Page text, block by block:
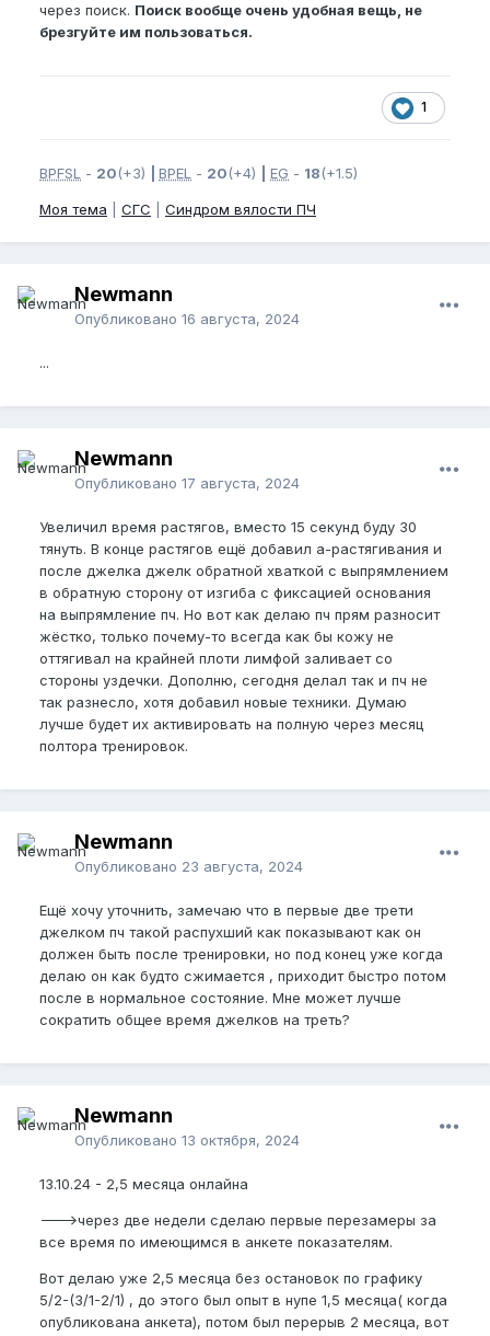
через поиск. Поиск вообще очень удобная вещь, не
брезгуйте им пользоваться.
1
BPFSL - 20(+3) BPEL - 20(+4) EG - 18(+1.5)
Моя тема СГС Синдром вялости ПЧ
Newmann
Опубликовано 16 августа, 2024
...
Newmann
Опубликовано 17 августа, 2024
Увеличил время растягов, вместо 15 секунд буду 30
тянуть. В конце растягов ещё добавил а-растягивания и
после джелка джелк обратной хваткой с выпрямлением
в обратную сторону от изгиба с фиксацией основания
на выпрямление пч. Но вот как делаю пч прям разносит
жёстко, только почему-то всегда как бы кожу не
оттягивал на крайней плоти лимфой заливает со
стороны уздечки. Дополню, сегодня делал так и пч не
так разнесло, хотя добавил новые техники. Думаю
лучше будет их активировать на полную через месяц
полтора тренировок.
Newmann
Опубликовано 23 августа, 2024
Ещё хочу уточнить, замечаю что в первые две трети
джелком пч такой распухший как показывают как он
должен быть после тренировки, но под конец уже когда
делаю он как будто сжимается , приходит быстро потом
после в нормальное состояние. Мне может лучше
сократить общее время джелков на треть?
Newmann
Опубликовано 13 октября, 2024
13.10.24 - 2,5 месяца онлайна
--->через две недели сделаю первые перезамеры за
все время по имеющимся в анкете показателям.
Вот делаю уже 2,5 месяца без остановок по графику
5/2-(3/1-2/1) , до этого был опыт в нупе 1,5 месяца( когда
опубликована анкета), потом был перерыв 2 месяца, вот